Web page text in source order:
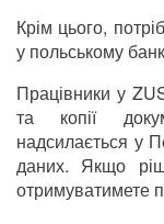
Крім цього,
у польському
Працівники у
та копії
надсилається у
даних. Якщо
отримуватимете